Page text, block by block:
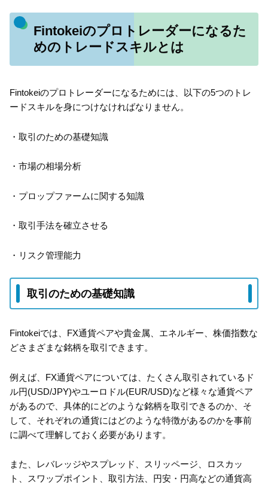
Fintokeiのプロトレーダーになるた
めのトレードスキルとは
Fintokeiのプロトレーダーになるためには、以下の5つのトレ
ードスキルを身につけなければなりません。
・取引のための基礎知識
・市場の相場分析
・プロップファームに関する知識
・取引手法を確立させる
・リスク管理能力
取引のための基礎知識
Fintokeiでは、FX通貨ペアや貴金属、エネルギー、株価指数な
どさまざまな銘柄を取引できます。
例えば、FX通貨ペアについては、たくさん取引されているド
ル円(USD/JPY)やユーロドル(EUR/USD)など様々な通貨ペア
があるので、具体的にどのような銘柄を取引できるのか、そ
して、それぞれの通貨にはどのような特徴があるのかを事前
に調べて理解しておく必要があります。
また、レバレッジやスプレッド、スリッページ、ロスカッ
ト、スワップポイント、取引方法、円安・円高などの通貨高